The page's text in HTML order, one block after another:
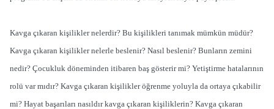
Kavga çıkaran kişilikler nelerdir? Bu kişilikleri tanımak mümkün müdür?
Kavga çıkaran kişilikler nelerle beslenir? Nasıl beslenir? Bunların zemini
nedir? Çocukluk döneminden itibaren baş gösterir mi? Yetiştirme hatalarının
rolü var mıdır? Kavga çıkaran kişilikler öğrenme yoluyla da ortaya çıkabilir
mi? Hayat başarıları nasıldır kavga çıkaran kişiliklerin? Kavga çıkaran